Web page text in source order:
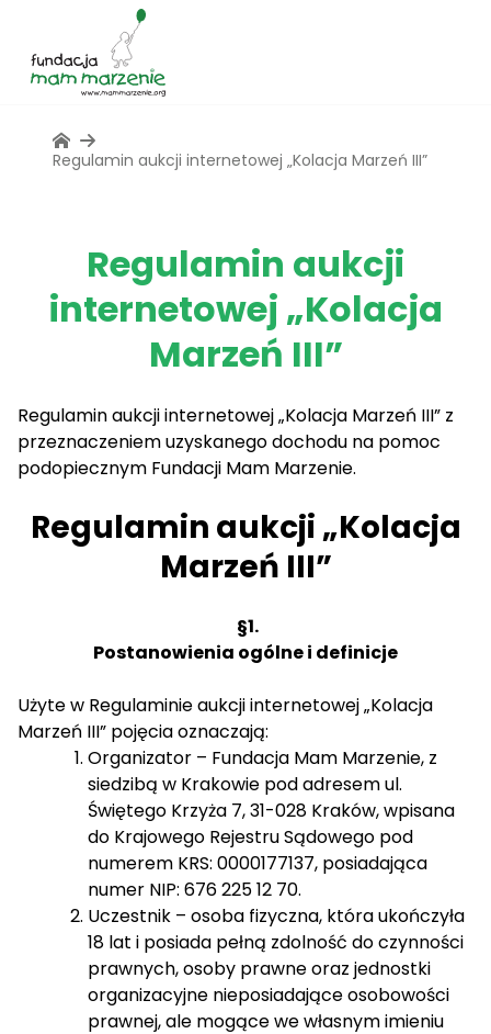
Regulamin aukcji internetowej „Kolacja Marzeń III”
Regulamin aukcji
internetowej „Kolacja
Marzeń III”
Regulamin aukcji internetowej „Kolacja Marzeń III” z
przeznaczeniem uzyskanego dochodu na pomoc
podopiecznym Fundacji Mam Marzenie.
Regulamin aukcji „Kolacja
Marzeń III”
§1.
Postanowienia ogólne i definicje
Użyte w Regulaminie aukcji internetowej „Kolacja
Marzeń III” pojęcia oznaczają:
Organizator – Fundacja Mam Marzenie, z
siedzibą w Krakowie pod adresem ul.
Świętego Krzyża 7, 31-028 Kraków, wpisana
do Krajowego Rejestru Sądowego pod
numerem KRS: 0000177137, posiadająca
numer NIP: 676 225 12 70.
Uczestnik – osoba fizyczna, która ukończyła
18 lat i posiada pełną zdolność do czynności
prawnych, osoby prawne oraz jednostki
organizacyjne nieposiadające osobowości
prawnej, ale mogące we własnym imieniu